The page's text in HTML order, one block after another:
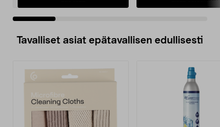
Tavalliset asiat epätavallisen edullisesti